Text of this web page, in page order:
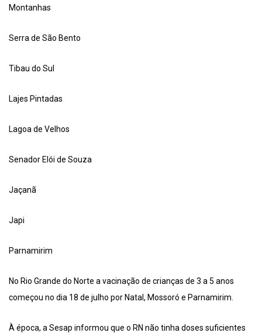
Montanhas
Serra de São Bento
Tibau do Sul
Lajes Pintadas
Lagoa de Velhos
Senador Elói de Souza
Jaçanã
Japi
Parnamirim
No Rio Grande do Norte a vacinação de crianças de 3 a 5 anos
começou no dia 18 de julho por Natal, Mossoró e Parnamirim.
À época, a Sesap informou que o RN não tinha doses suficientes